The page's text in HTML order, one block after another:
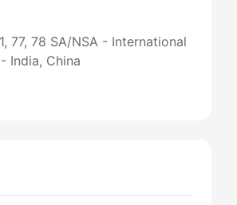
77, 78 SA/NSA - International
India, China